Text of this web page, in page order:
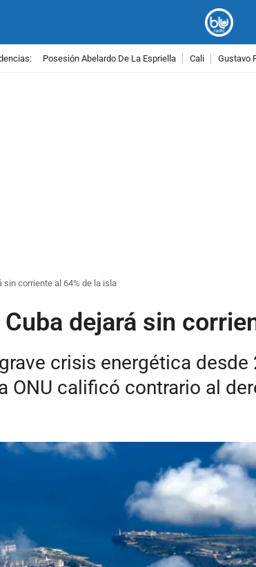
Posesión Abelardo De La Espriella Cali Gustavo
sin corriente al 64% de la isla
dejará sin
crisis energética
ONU calificó contrario al